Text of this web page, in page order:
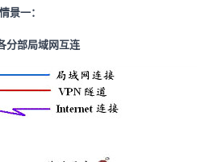
情景一：
分部局域网互连